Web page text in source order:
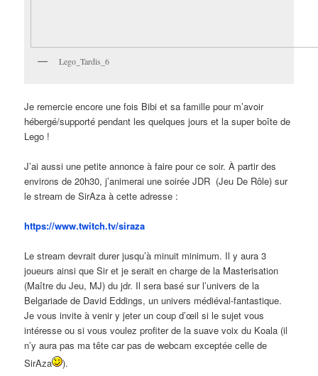
Lego_Tardis_6
Je remercie encore une fois Bibi et sa famille pour m’avoir
hébergé/supporté pendant les quelques jours et la super boîte de
Lego !
J’ai aussi une petite annonce à faire pour ce soir. À partir des
environs de 20h30, j’animerai une soirée JDR (Jeu De Rôle) sur
le stream de SirAza à cette adresse :
https://www.twitch.tv/siraza
Le stream devrait durer jusqu’à minuit minimum. Il y aura 3
joueurs ainsi que Sir et je serait en charge de la Masterisation
(Maître du Jeu, MJ) du jdr. Il sera basé sur l’univers de la
Belgariade de David Eddings, un univers médiéval-fantastique.
Je vous invite à venir y jeter un coup d’œil si le sujet vous
intéresse ou si vous voulez profiter de la suave voix du Koala (il
n’y aura pas ma tête car pas de webcam exceptée celle de
SirAza
).